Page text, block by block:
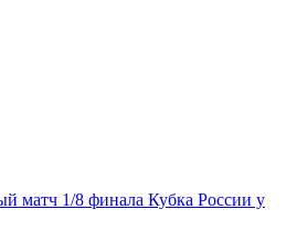
матч 1/8 финала Кубка России у